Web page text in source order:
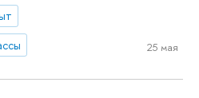
25 мая